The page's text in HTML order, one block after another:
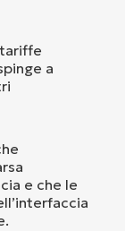
a
e che le